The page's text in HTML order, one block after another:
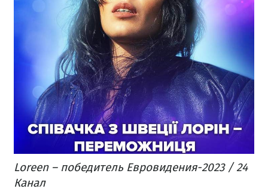
Loreen – победитель Евровидения-2023 / 24
Канал